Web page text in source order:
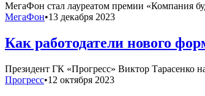
МегаФон стал лауреатом премии «Компания
МегаФон•13 декабря 2023
Как работодатели нового
Президент ГК «Прогресс» Виктор Тарасенко
Прогресс•12 октября 2023